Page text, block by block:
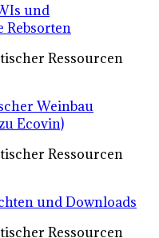
und
Rebsorten
Ressourcen
Weinbau
Ecovin)
Ressourcen
und Downloads
Ressourcen